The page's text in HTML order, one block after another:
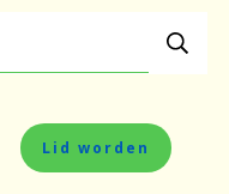
Lid worden